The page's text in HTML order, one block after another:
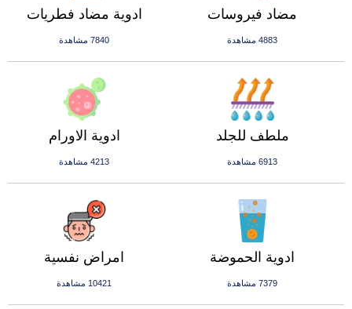
ادوية مضاد فطريات
7840 مشاهدة
مضاد فيروسات
4883 مشاهدة
ادوية الاورام
4213 مشاهدة
ملطف للجلد
6913 مشاهدة
امراض نفسية
10421 مشاهدة
ادوية الحموضة
7379 مشاهدة